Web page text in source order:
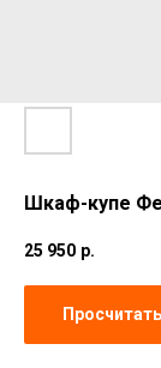
Шкаф-купе
25 950 р.